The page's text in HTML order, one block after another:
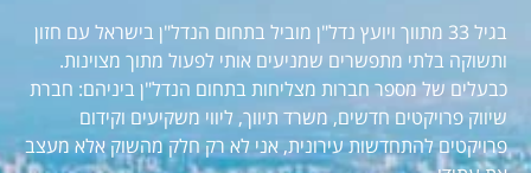
בגיל 33 מתווך ויועץ נדל"ן מוביל בתחום הנדל"ן בישראל עם חזון
ותשוקה בלתי מתפשרים שמניעים אותי לפעול מתוך מצוינות.
כבעלים של מספר חברות מצליחות בתחום הנדל"ן ביניהם: חברת
שיווק פרויקטים חדשים, משרד תיווך, ליווי משקיעים וקידום
פרויקטים להתחדשות עירונית, אני לא רק חלק מהשוק אלא מעצב